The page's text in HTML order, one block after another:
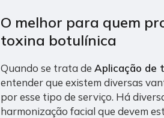
O melhor para quem
toxina botulínica
Quando se trata de Aplicação de
entender que existem diversas
por esse tipo de serviço. Há
harmonização facial que devem